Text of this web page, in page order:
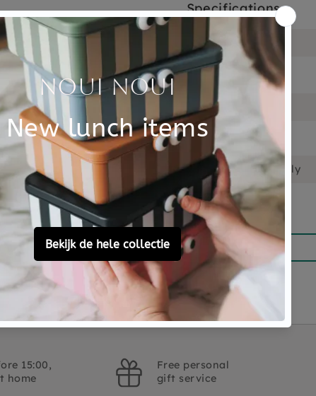
lunch en diner.
te maken en
eten. Een
wij de placemat
in de
Specifications
SKU
Brand
EAN
Material
Choose consciously
Customer Reviews
Ask a question
15:00,
home
Free personal
gift service